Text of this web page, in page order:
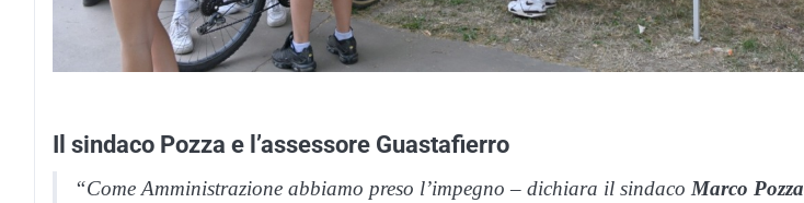
Il sindaco Pozza e l’assessore Guastafierro
“Come Amministrazione abbiamo preso l’impegno – dichiara il sindaco Marco Pozza